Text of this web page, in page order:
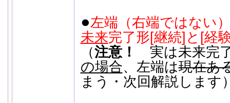
●左端（右端ではない
未来完了形[継続]と[経
（注意！
実は未来完
の場合、左端は現在あ
まう・次回解説します